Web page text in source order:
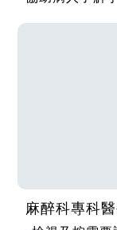
麻醉科專科